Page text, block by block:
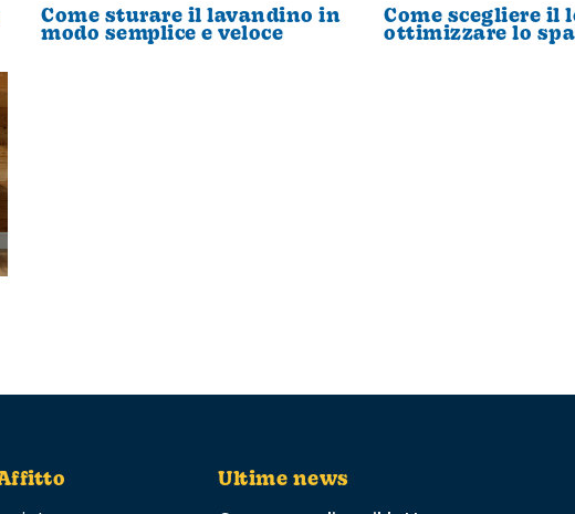
Come sturare il lavandino in
modo semplice e veloce
Come scegliere il
ottimizzare lo
Ultime news